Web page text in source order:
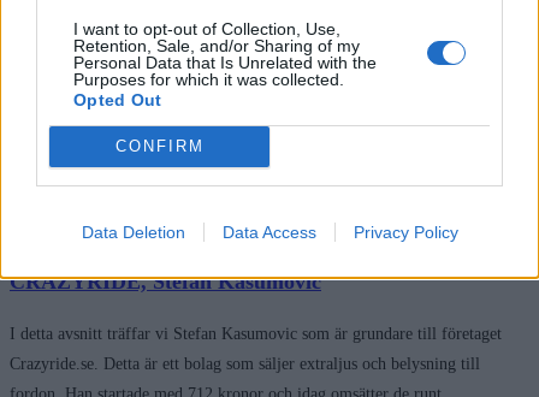
I want to opt-out of Collection, Use,
Retention, Sale, and/or Sharing of my
Personal Data that Is Unrelated with the
Purposes for which it was collected.
Opted Out
CONFIRM
Data Deletion Data Access Privacy Policy
Juniper, Mathilda Wibom Westerberg
E-handel med känslan från ett Boutique Hotel I detta avsnitt träffar vi
Mathilda Wibom Westerberg som driver sitt bolag Juniper på distans från
upper west side på manhattan new york. Juniper säljer sängkläder
CRAZYRIDE, Stefan Kasumovic
I detta avsnitt träffar vi Stefan Kasumovic som är grundare till företaget
Crazyride.se. Detta är ett bolag som säljer extraljus och belysning till